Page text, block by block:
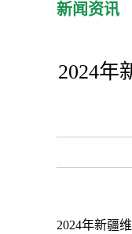
新闻资讯
2024年
2024年新疆